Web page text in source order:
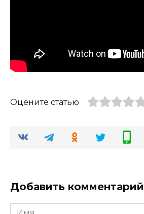
Оцените статью
Добавить комментарий
Имя